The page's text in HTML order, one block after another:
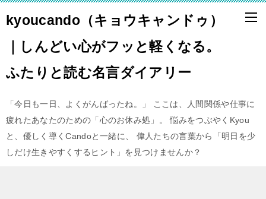
kyoucando（キョウキャンドゥ）
｜しんどい心がフッと軽くなる。
ふたりと読む名言ダイアリー
「今日も一日、よくがんばったね。」 ここは、人間関係や仕事に
疲れたあなたのための「心のお休み処」。 悩みをつぶやくKyou
と、優しく導くCandoと一緒に、 偉人たちの言葉から「明日を少
しだけ生きやすくするヒント」を見つけませんか？